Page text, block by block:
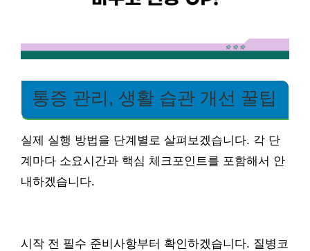
통증 관리, 생활 습관 개선 꿀팁
실제 실행 방법을 단계별로 살펴보겠습니다. 각 단
계마다 소요시간과 핵심 체크포인트를 포함해서 안
내하겠습니다.
시작 전 필수 준비사항부터 확인하겠습니다. 질병코